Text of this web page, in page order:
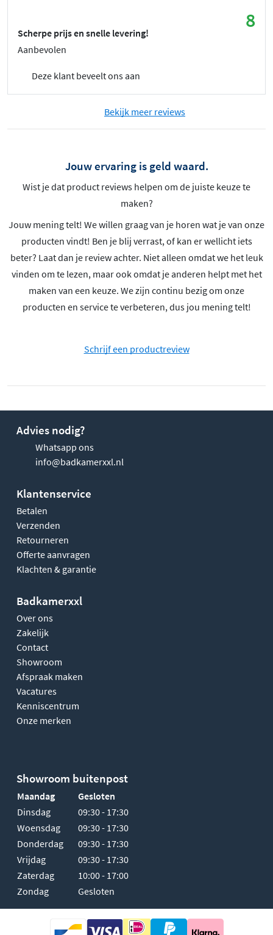
8
Scherpe prijs en snelle levering!
Aanbevolen
Deze klant beveelt ons aan
Bekijk meer reviews
Jouw ervaring is geld waard.
Wist je dat product reviews helpen om de juiste keuze te
maken?
Jouw mening telt! We willen graag van je horen wat je van onze
producten vindt! Ben je blij verrast, of kan er wellicht iets
beter? Laat dan je review achter. Niet alleen omdat we het leuk
vinden om te lezen, maar ook omdat je anderen helpt met het
maken van een keuze. We zijn continu bezig om onze
producten en service te verbeteren, dus jou mening telt!
Schrijf een productreview
Advies nodig?
Whatsapp ons
info@badkamerxxl.nl
Klantenservice
Betalen
Verzenden
Retourneren
Offerte aanvragen
Klachten & garantie
Badkamerxxl
Over ons
Zakelijk
Contact
Showroom
Afspraak maken
Vacatures
Kenniscentrum
Onze merken
Showroom buitenpost
Maandag
Gesloten
Dinsdag
09:30 - 17:30
Woensdag
09:30 - 17:30
Donderdag
09:30 - 17:30
Vrijdag
09:30 - 17:30
Zaterdag
10:00 - 17:00
Zondag
Gesloten